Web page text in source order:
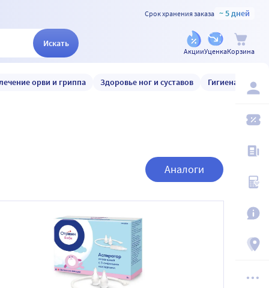
Срок хранения заказа ~ 5 дней
Искать
АкцииУценкаКорзина
орви и гриппа Здоровье ног и суставов Гигиена и уход
Аналоги